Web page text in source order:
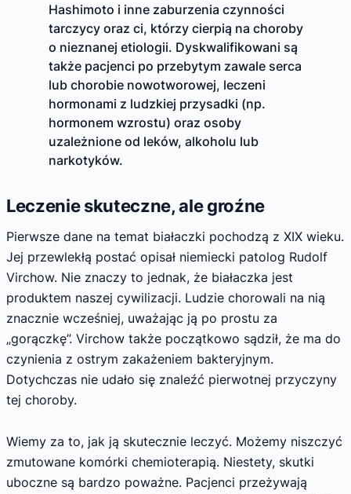
Hashimoto i inne zaburzenia czynności
tarczycy oraz ci, którzy cierpią na choroby
o nieznanej etiologii. Dyskwalifikowani są
także pacjenci po przebytym zawale serca
lub chorobie nowotworowej, leczeni
hormonami z ludzkiej przysadki (np.
hormonem wzrostu) oraz osoby
uzależnione od leków, alkoholu lub
narkotyków.
Leczenie skuteczne, ale groźne
Pierwsze dane na temat białaczki pochodzą z XIX wieku.
Jej przewlekłą postać opisał niemiecki patolog Rudolf
Virchow. Nie znaczy to jednak, że białaczka jest
produktem naszej cywilizacji. Ludzie chorowali na nią
znacznie wcześniej, uważając ją po prostu za
„gorączkę”. Virchow także początkowo sądził, że ma do
czynienia z ostrym zakażeniem bakteryjnym.
Dotychczas nie udało się znaleźć pierwotnej przyczyny
tej choroby.
Wiemy za to, jak ją skutecznie leczyć. Możemy niszczyć
zmutowane komórki chemioterapią. Niestety, skutki
uboczne są bardzo poważne. Pacjenci przeżywają